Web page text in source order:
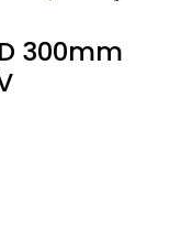
300mm